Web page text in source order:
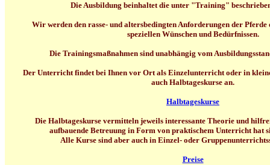
Die Ausbildung beinhaltet die unter "Training"
Wir werden den rasse- und altersbedingten Anforderungen der Pferde
speziellen Wünschen und Bedürfnissen.
Die Trainingsmaßnahmen sind unabhängig vom
Der Unterricht findet bei Ihnen vor Ort als Einzelunterricht oder in
auch Halbtageskurse an.
Halbtageskurse
Die Halbtageskurse vermitteln jeweils interessante Theorie und
aufbauende Betreuung in Form von praktischem Unterricht hat
Alle Kurse sind aber auch in Einzel- oder
Preise